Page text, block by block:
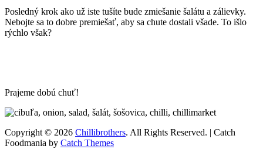
Posledný krok ako už iste tušíte bude zmiešanie šalátu a zálievky.
Nebojte sa to dobre premiešať, aby sa chute dostali všade. To išlo
rýchlo však?
Prajeme dobú chuť!
Copyright © 2026 Chillibrothers. All Rights Reserved. | Catch
Foodmania by Catch Themes